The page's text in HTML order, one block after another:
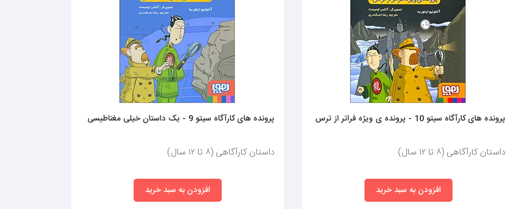
پرونده های کارآگاه سیتو 10 - پرونده ی ویژه فراتر از ترس
داستان کارآگاهی (٨ تا ١٢ سال)
افزودن به سبد خرید
پرونده های کارآگاه سیتو 9 - یک داستان خیلی مغناطیسی
داستان کارآگاهی (٨ تا ١٢ سال)
افزودن به سبد خرید